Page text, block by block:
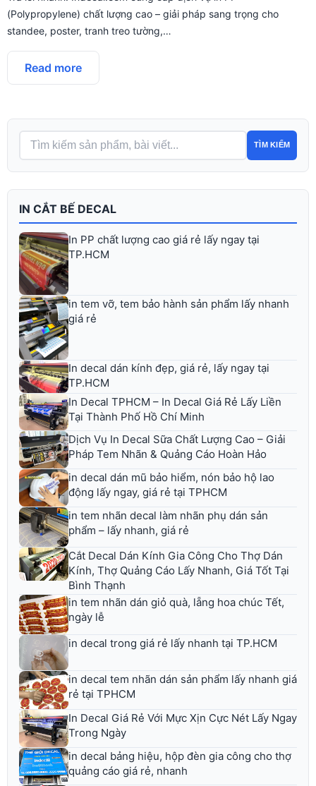
(Polypropylene) chất lượng cao – giải pháp sang trọng cho
standee, poster, tranh treo tường,…
Read more
TÌM KIẾM
IN CẮT BẾ DECAL
In PP chất lượng cao giá rẻ lấy ngay tại
TP.HCM
in tem vỡ, tem bảo hành sản phẩm lấy nhanh
giá rẻ
In decal dán kính đẹp, giá rẻ, lấy ngay tại
TP.HCM
In Decal TPHCM – In Decal Giá Rẻ Lấy Liền
Tại Thành Phố Hồ Chí Minh
Dịch Vụ In Decal Sữa Chất Lượng Cao – Giải
Pháp Tem Nhãn & Quảng Cáo Hoàn Hảo
in decal dán mũ bảo hiểm, nón bảo hộ lao
động lấy ngay, giá rẻ tại TPHCM
in tem nhãn decal làm nhãn phụ dán sản
phẩm – lấy nhanh, giá rẻ
Cắt Decal Dán Kính Gia Công Cho Thợ Dán
Kính, Thợ Quảng Cáo Lấy Nhanh, Giá Tốt Tại
Bình Thạnh
in tem nhãn dán giỏ quà, lẵng hoa chúc Tết,
ngày lễ
in decal trong giá rẻ lấy nhanh tại TP.HCM
in decal tem nhãn dán sản phẩm lấy nhanh giá
rẻ tại TPHCM
In Decal Giá Rẻ Với Mực Xịn Cực Nét Lấy Ngay
Trong Ngày
in decal bảng hiệu, hộp đèn gia công cho thợ
quảng cáo giá rẻ, nhanh